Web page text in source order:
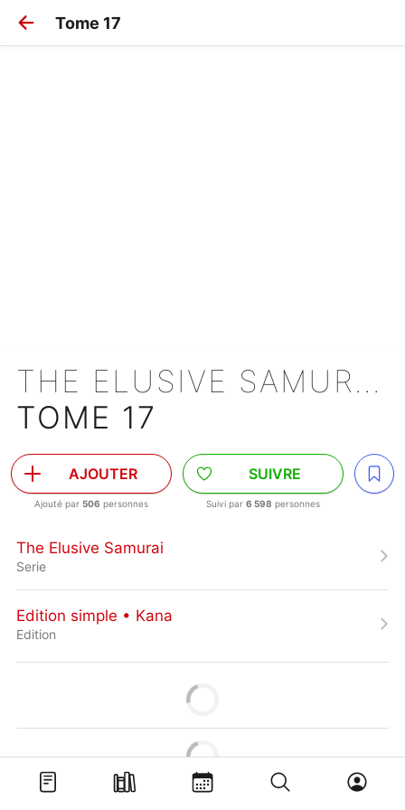
Tome 17
THE ELUSIVE SAMURAI
TOME 17
AJOUTER
Ajouté par 506 personnes
SUIVRE
Suivi par 6 598 personnes
The Elusive Samurai
Serie
Edition simple • Kana
Edition